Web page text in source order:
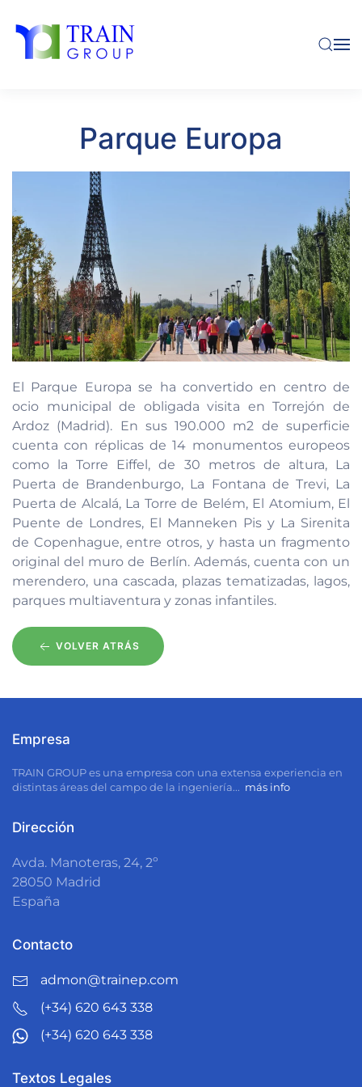
Skip to main content
Parque Europa
El Parque Europa se ha convertido en centro de
ocio municipal de obligada visita en Torrejón de
Ardoz (Madrid). En sus 190.000 m2 de superficie
cuenta con réplicas de 14 monumentos europeos
como la Torre Eiffel, de 30 metros de altura, La
Puerta de Brandenburgo, La Fontana de Trevi, La
Puerta de Alcalá, La Torre de Belém, El Atomium, El
Puente de Londres, El Manneken Pis y La Sirenita
de Copenhague, entre otros, y hasta un fragmento
original del muro de Berlín. Además, cuenta con un
merendero, una cascada, plazas tematizadas, lagos,
parques multiaventura y zonas infantiles.
VOLVER ATRÁS
Empresa
TRAIN GROUPes una empresa con una extensa experiencia en
distintas áreas del campo de la ingeniería... más info
Dirección
Avda. Manoteras, 24, 2º
28050 Madrid
España
Contacto
admon@trainep.com
(+34) 620 643 338
(+34) 620 643 338
Textos Legales